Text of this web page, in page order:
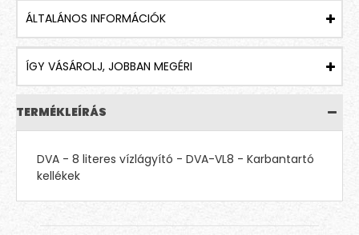
ÁLTALÁNOS INFORMÁCIÓK
ÍGY VÁSÁROLJ, JOBBAN MEGÉRI
TERMÉKLEÍRÁS
DVA - 8 literes vízlágyító - DVA-VL8 - Karbantartó
kellékek